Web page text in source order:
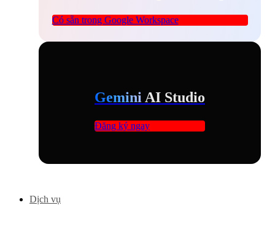
Có sẵn trong Google Workspace
Gemini AI Studio
Đăng ký ngay
Dịch vụ